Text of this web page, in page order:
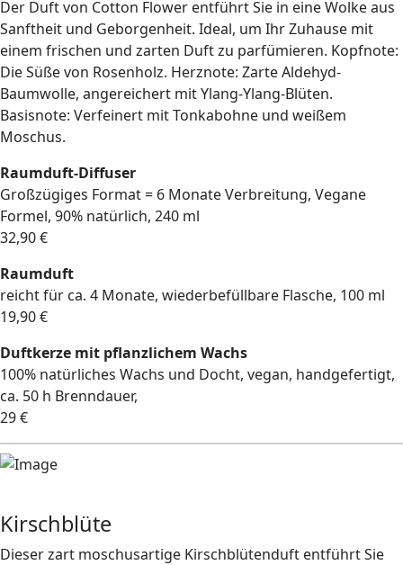
Der Duft von Cotton Flower entführt Sie in eine Wolke aus
Sanftheit und Geborgenheit. Ideal, um Ihr Zuhause mit
einem frischen und zarten Duft zu parfümieren. Kopfnote:
Die Süße von Rosenholz. Herznote: Zarte Aldehyd-
Baumwolle, angereichert mit Ylang-Ylang-Blüten.
Basisnote: Verfeinert mit Tonkabohne und weißem
Moschus.
Raumduft-Diffuser
Großzügiges Format = 6 Monate Verbreitung, Vegane
Formel, 90% natürlich, 240 ml
32,90 €
Raumduft
reicht für ca. 4 Monate, wiederbefüllbare Flasche, 100 ml
19,90 €
Duftkerze mit pflanzlichem Wachs
100% natürliches Wachs und Docht, vegan, handgefertigt,
ca. 50 h Brenndauer,
29 €
Kirschblüte
Dieser zart moschusartige Kirschblütenduft entführt Sie